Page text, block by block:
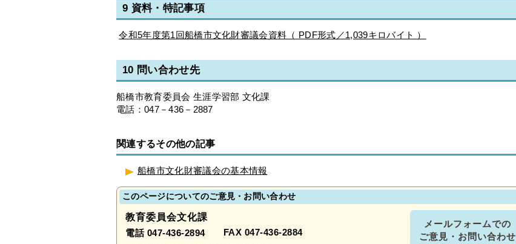
9 資料・特記事項
令和5年度第1回船橋市文化財審議会資料（ PDF形式／1,039キロバイト ）
10 問い合わせ先
船橋市教育委員会 生涯学習部 文化課
電話：047－436－2887
関連するその他の記事
船橋市文化財審議会の基本情報
このページについてのご意見・お問い合わせ
教育委員会文化課
電話 047-436-2894 FAX 047-436-2884
メールフォームでの
ご意見・お問い合わせ